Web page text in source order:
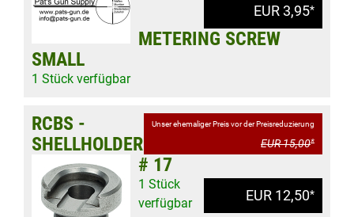
EUR 3,95*
METERING SCREW
SMALL
1 Stück verfügbar
Unser ehemaliger Preis vor der Preisreduzierung
EUR 15,00*
EUR 12,50*
RCBS -
SHELLHOLDER
# 17
1 Stück
verfügbar